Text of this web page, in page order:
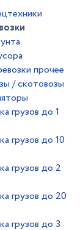
прочее
/ скотовозы
грузов до 1
грузов до 10
грузов до 2
грузов до 20
грузов до 3